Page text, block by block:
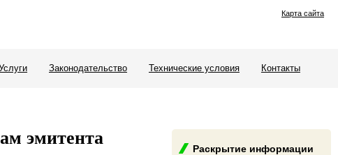
Карта сайта
Законодательство Технические условия
Контакты
Раскрытие информации
эмитента